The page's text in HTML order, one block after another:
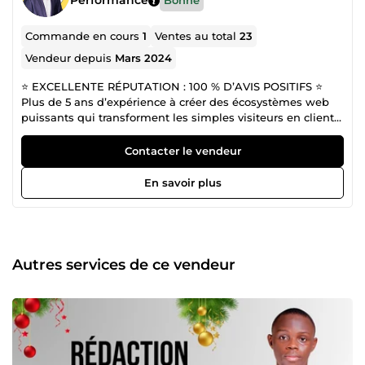
Commande en cours1 Ventes au total23
Vendeur depuis Mars 2024
⭐ EXCELLENTE RÉPUTATION : 100 % D’AVIS POSITIFS ⭐
Plus de 5 ans d’expérience à créer des écosystèmes web
puissants qui transforment les simples visiteurs en clients
fidèles. 💡 Mon domaine : allier développement web
moderne et stratégies de conversion automatisées pour
propulser les résultats de mes clients. 🧩 Compétences
&amp; Expertises Développement Full-Stack : Création de
sites performants, rapides et sécurisés. Interfaces
de parcours clients sur mesure : page de capture, offre,
upsell et remerciement. Intégration d’outils marketing
amélioration continue pour booster le taux de conversion.
Optimisation &amp; Maintenance : Audit technique
complet (vitesse, SEO, sécurité). Maintenance proactive et
support régulier pour assurer la stabilité et la croissance
Contacter le vendeur
En savoir plus
Autres services de ce vendeur